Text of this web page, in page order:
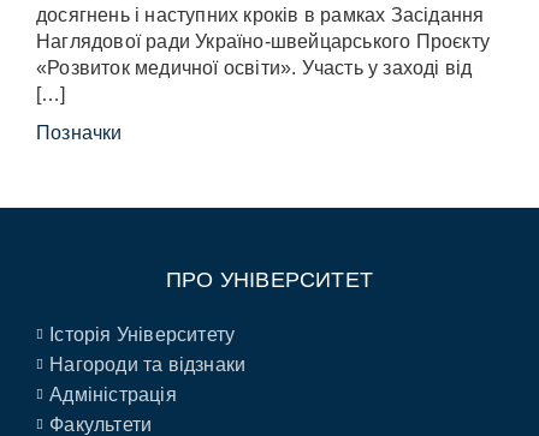
досягнень і наступних кроків в рамках Засідання
Наглядової ради Україно-швейцарського Проєкту
«Розвиток медичної освіти». Участь у заході від
[…]
Позначки
ПРО УНІВЕРСИТЕТ
Історія Університету
Нагороди та відзнаки
Адміністрація
Факультети